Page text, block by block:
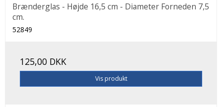
Brænderglas - Højde 16,5 cm - Diameter Forneden 7,5
cm.
52849
125,00 DKK
Vis produkt